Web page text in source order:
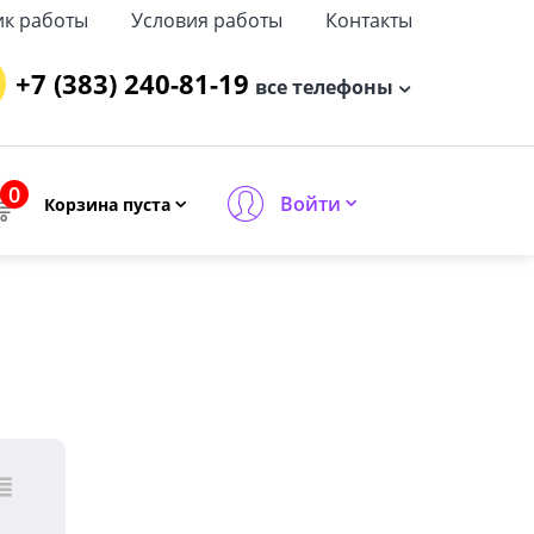
работы Условия работы Контакты
+7 (383) 240-81-19 все телефоны
0 Корзина пуста Войти